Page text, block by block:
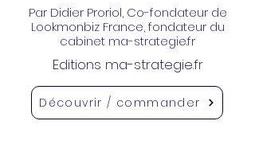
Par Didier Proriol, Co-fondateur de
Lookmonbiz France, fondateur du
cabinet ma-strategie.fr
Editions ma-strategie.fr
Découvrir / commander